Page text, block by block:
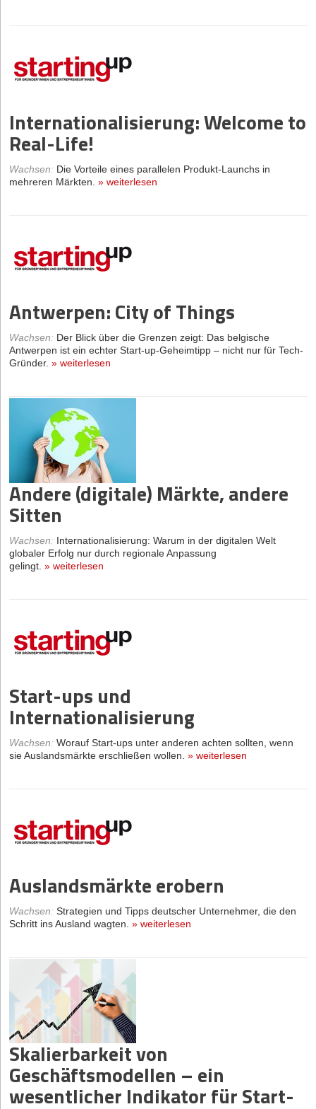
Internationalisierung: Welcome to
Real-Life!
Wachsen: Die Vorteile eines parallelen Produkt-Launchs in
mehreren Märkten. » weiterlesen
Antwerpen: City of Things
Wachsen: Der Blick über die Grenzen zeigt: Das belgische
Antwerpen ist ein echter Start-up-Geheimtipp – nicht nur für Tech-
Gründer. » weiterlesen
Andere (digitale) Märkte, andere
Sitten
Wachsen: Internationalisierung: Warum in der digitalen Welt
globaler Erfolg nur durch regionale Anpassung
gelingt. » weiterlesen
Start-ups und
Internationalisierung
Wachsen: Worauf Start-ups unter anderen achten sollten, wenn
sie Auslandsmärkte erschließen wollen. » weiterlesen
Auslandsmärkte erobern
Wachsen: Strategien und Tipps deutscher Unternehmer, die den
Schritt ins Ausland wagten. » weiterlesen
Skalierbarkeit von
Geschäftsmodellen – ein
wesentlicher Indikator für Start-